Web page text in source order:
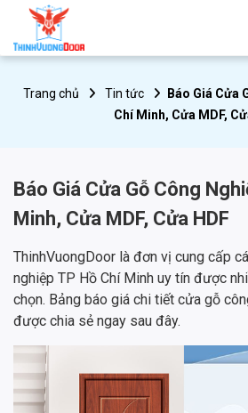
Trang chủ Tin tức
Báo Giá Cửa
Chí Minh, Cửa MDF,
Báo Giá Cửa Gỗ Công
Minh, Cửa MDF, Cửa HDF
ThinhVuongDoor là đơn vị cung cấp
nghiệp TP Hồ Chí Minh uy tín được
chọn. Bảng báo giá chi tiết cửa gỗ
được chia sẻ ngay sau đây.